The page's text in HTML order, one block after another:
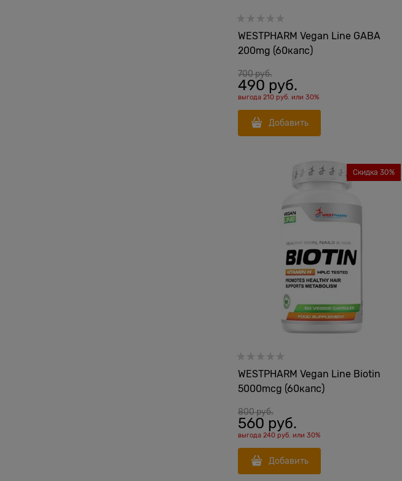
WESTPHARM Vegan Line GABA
200mg (60капс)
700 руб.
490 руб.
выгода 210 руб. или 30%
Добавить
WESTPHARM Vegan Line Biotin
5000mсg (60капс)
Скидка 30%
800 руб.
560 руб.
выгода 240 руб. или 30%
Добавить